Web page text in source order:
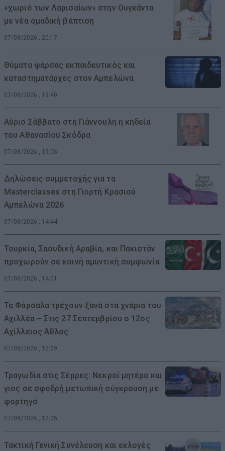
«χωριό των Λαρισαίων» στην Ουγκάντα
με νέα ομαδική βάπτιση
07/08/2026 , 20:17
Θύματα φάρσας εκπαιδευτικός και
καταστηματάρχες στον Αμπελώνα
07/08/2026 , 19:40
Αύριο Σάββατο στη Γιάννουλη η κηδεία
του Αθανασίου Σκόδρα
07/08/2026 , 15:06
Δηλώσεις συμμετοχής για τα
Masterclasses στη Γιορτή Κρασιού
Αμπελώνα 2026
07/08/2026 , 14:44
Τουρκία, Σαουδική Αραβία, και Πακιστάν
προχωρούν σε κοινή αμυντική συμφωνία
07/08/2026 , 14:01
Τα Φάρσαλα τρέχουν ξανά στα χνάρια του
Αχιλλέα – Στις 27 Σεπτεμβρίου ο 12ος
Αχίλλειος Άθλος
07/08/2026 , 12:09
Τραγωδία στις Σέρρες: Νεκροί μητέρα και
γιος σε σφοδρή μετωπική σύγκρουση με
φορτηγό
07/08/2026 , 12:05
Τακτική Γενική Συνέλευση και εκλογές